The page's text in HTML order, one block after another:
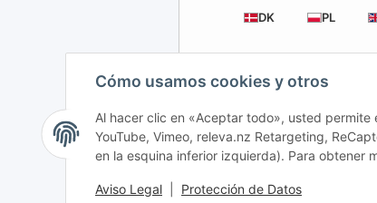
Cómo usamos cookies y otros
Al hacer clic en «Aceptar todo», usted permite
YouTube, Vimeo, releva.nz Retargeting,
en la esquina inferior izquierda). Para obtener
Aviso Legal Protección de Datos
DK PL